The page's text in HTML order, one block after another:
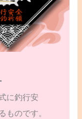
に釣行安
ものです。